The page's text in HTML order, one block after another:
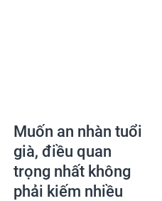
Muốn an nhàn tuổi
già, điều quan
trọng nhất không
phải kiếm nhiều